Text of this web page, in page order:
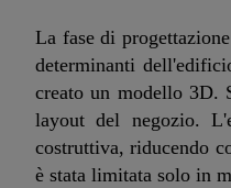
La fase di
determinanti
creato un modello 3D.
layout del negozio.
costruttiva, riducendo
è stata limitata solo in